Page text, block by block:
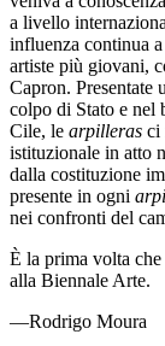
a livello
influenza continua
artiste più giovani,
Capron. Presentate
colpo di Stato e nel
Cile, le arpilleras ci
istituzionale in atto
dalla costituzione
presente in ogni
nei confronti del
È la prima volta
alla Biennale Arte.
—Rodrigo Moura